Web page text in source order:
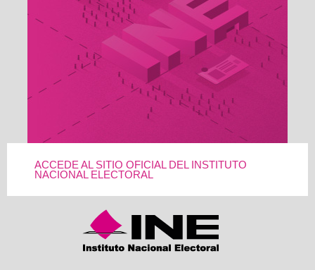
ACCEDE AL SITIO OFICIAL DEL INSTITUTO
NACIONAL ELECTORAL